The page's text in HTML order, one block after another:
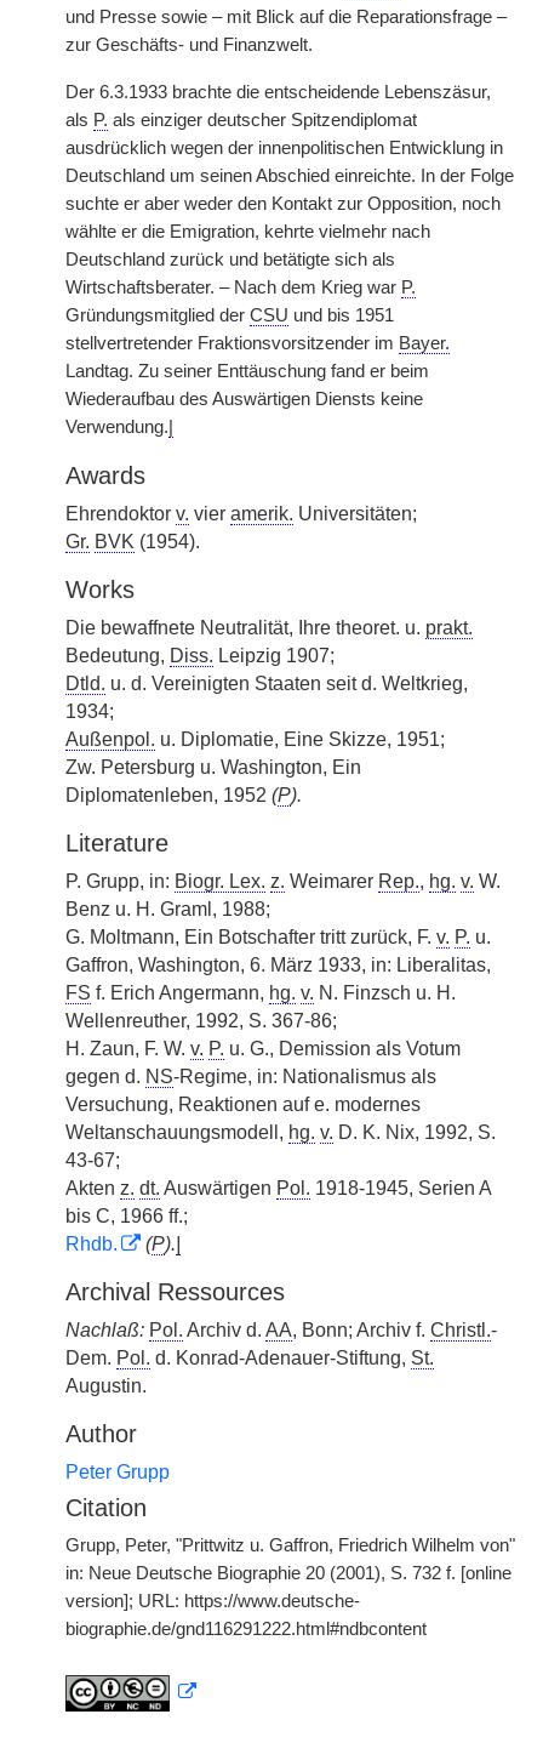
und Presse sowie – mit Blick auf die Reparationsfrage –
zur Geschäfts- und Finanzwelt.
Der 6.3.1933 brachte die entscheidende Lebenszäsur,
als P. als einziger deutscher Spitzendiplomat
ausdrücklich wegen der innenpolitischen Entwicklung in
Deutschland um seinen Abschied einreichte. In der Folge
suchte er aber weder den Kontakt zur Opposition, noch
wählte er die Emigration, kehrte vielmehr nach
Deutschland zurück und betätigte sich als
Wirtschaftsberater. – Nach dem Krieg war P.
Gründungsmitglied der CSU und bis 1951
stellvertretender Fraktionsvorsitzender im Bayer.
Landtag. Zu seiner Enttäuschung fand er beim
Wiederaufbau des Auswärtigen Diensts keine
Verwendung.
Awards
Ehrendoktor v. vier amerik. Universitäten;
Gr. BVK (1954).
Works
Die bewaffnete Neutralität, Ihre theoret. u. prakt.
Bedeutung, Diss. Leipzig 1907;
Dtld. u. d. Vereinigten Staaten seit d. Weltkrieg,
1934;
Außenpol. u. Diplomatie, Eine Skizze, 1951;
Zw. Petersburg u. Washington, Ein
Diplomatenleben, 1952 (P).
Literature
P. Grupp, in: Biogr. Lex. z. Weimarer Rep., hg. v. W.
Benz u. H. Graml, 1988;
G. Moltmann, Ein Botschafter tritt zurück, F. v. P. u.
Gaffron, Washington, 6. März 1933, in: Liberalitas,
FS f. Erich Angermann, hg. v. N. Finzsch u. H.
Wellenreuther, 1992, S. 367-86;
H. Zaun, F. W. v. P. u. G., Demission als Votum
gegen d. NS-Regime, in: Nationalismus als
Versuchung, Reaktionen auf e. modernes
Weltanschauungsmodell, hg. v. D. K. Nix, 1992, S.
43-67;
Akten z. dt. Auswärtigen Pol. 1918-1945, Serien A
bis C, 1966 ff.;
Rhdb.
(P).
Archival Ressources
Nachlaß: Pol. Archiv d. AA, Bonn; Archiv f. Christl.-
Dem. Pol. d. Konrad-Adenauer-Stiftung, St.
Augustin.
Author
Peter Grupp
Citation
Grupp, Peter, "Prittwitz u. Gaffron, Friedrich Wilhelm von"
in: Neue Deutsche Biographie 20 (2001), S. 732 f. [online
version]; URL: https://www.deutsche-
biographie.de/gnd116291222.html#ndbcontent